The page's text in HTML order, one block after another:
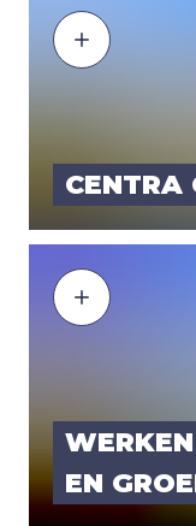
CEN­TRA
EN